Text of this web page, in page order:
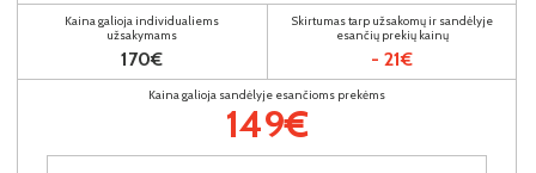
Kaina galioja individualiems
užsakymams
170€
Skirtumas tarp užsakomų ir sandėlyje
esančių prekių kainų
- 21€
Kaina galioja sandėlyje esančioms prekėms
149€